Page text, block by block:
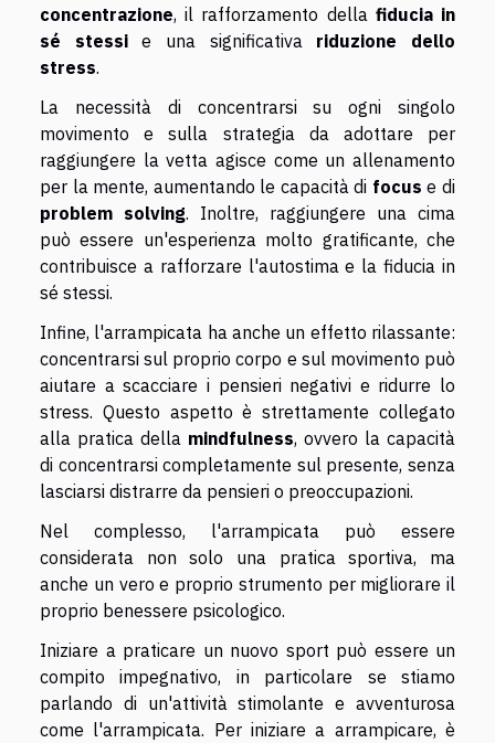
concentrazione, il rafforzamento della fiducia in
sé stessie una significativa riduzione dello
stress.
La necessità di concentrarsi su ogni singolo
movimento e sulla strategia da adottare per
raggiungere la vetta agisce come un allenamento
per la mente, aumentando le capacità di focus e di
problem solving. Inoltre, raggiungere una cima
può essere un'esperienza molto gratificante, che
contribuisce a rafforzare l'autostima e la fiducia in
sé stessi.
Infine, l'arrampicata ha anche un effetto rilassante:
concentrarsi sul proprio corpo e sul movimento può
aiutare a scacciare i pensieri negativi e ridurre lo
stress. Questo aspetto è strettamente collegato
alla pratica della mindfulness, ovvero la capacità
di concentrarsi completamente sul presente, senza
lasciarsi distrarre da pensieri o preoccupazioni.
Nel complesso, l'arrampicata può essere
considerata non solo una pratica sportiva, ma
anche un vero e proprio strumento per migliorare il
proprio benessere psicologico.
Iniziare a praticare un nuovo sport può essere un
compito impegnativo, in particolare se stiamo
parlando di un'attività stimolante e avventurosa
come l'arrampicata. Per iniziare a arrampicare, è